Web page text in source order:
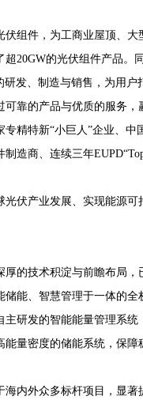
伏组件，为工商业屋顶、
20GW的光伏组件产品
发、制造与销售，为用
靠的产品与优质的服务
精特新“小巨人”企业、
造商、连续三年
伏产业发展、实现能源
厚的技术积淀与前瞻布局
能、智慧管理于一体的全
研发的智能能量管理系
量密度的储能系统，保
海内外众多标杆项目，显